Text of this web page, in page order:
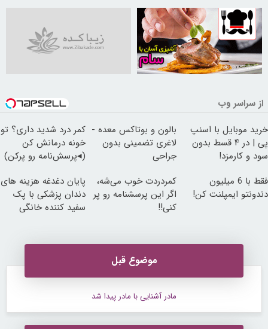
30258782
از سراسر وب
خرید موبایل با اسنپ
پی | در ۴ قسط بدون
سود و کارمزد!
بالون و بوتاکس معده -
لاغری تضمینی بدون
جراحی
کمر درد شدید داری؟ تو
خونه درمانش کن
(◂پرسش‌نامه رو پرکن)
فقط با 6 میلیون
دندونتو ایمپلنت کن!
کمردردت خوب می‌شه،
اگر این پرسشنامه رو پر
کنی!!
پایان دغدغه هزینه های
دندان پزشکی با پک
سفید کننده خانگی
موضوع قبل
مادر آشنایی با مادر پیدا شد